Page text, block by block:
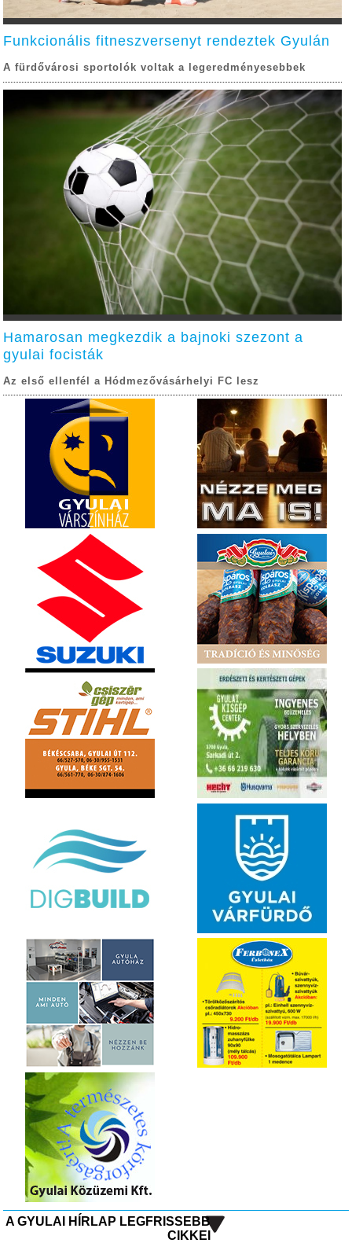
Funkcionális fitneszversenyt rendeztek Gyulán
A fürdővárosi sportolók voltak a legeredményesebbek
Hamarosan megkezdik a bajnoki szezont a
gyulai focisták
Az első ellenfél a Hódmezővásárhelyi FC lesz
A GYULAI HÍRLAP LEGFRISSEBB
CIKKEI